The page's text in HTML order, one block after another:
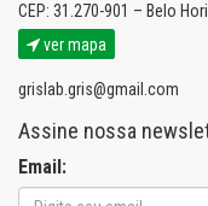
CEP: 31.270-901 – Belo
ver mapa
grislab.gris@gmail.com
Assine nossa
Email: